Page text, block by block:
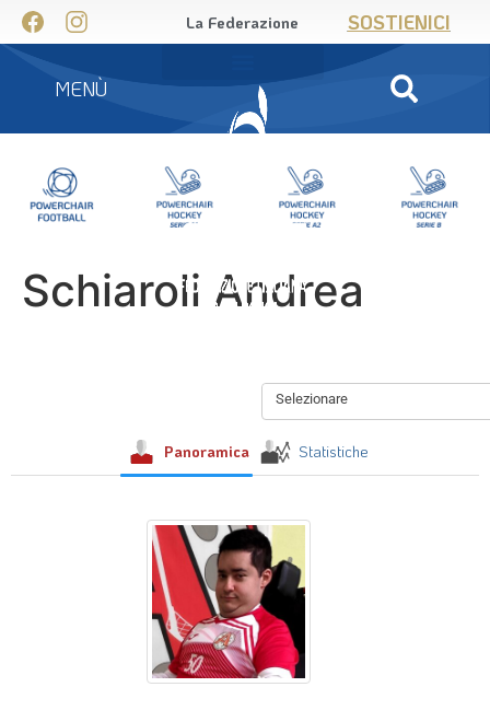
La Federazione SOSTIENICI
MENÙ
Schiaroli Andrea
Selezionare
Panoramica Statistiche